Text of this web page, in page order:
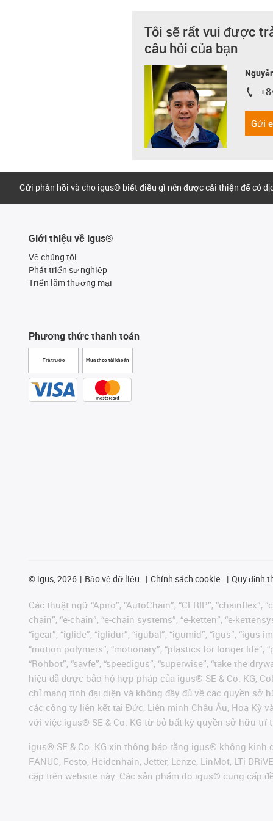
Tôi sẽ rất vui được
câu hỏi của bạn
igus-
Gửi
Gửi phản hồi và cho igus® biết điều gì nên được cải thiện để có
Giới thiệu về igus®
Về chúng tôi
Phát triển sự nghiệp
Triển lãm thương mại
Phương thức thanh toán
Trả trước Mua theo tài khoản
© igus, 2026 Bảo vệ dữ liệu Chính sách cookie Quy định
Các thuật ngữ “Apiro”, “AutoChain”, “CFRIP”, “chainflex”,
chain”, “e-chain”, “e-chain systems”, “e-ketten”, “e-
“igear”, “iglide”, “iglidur”, “igubal”, “igumid”, “igus”, “igus
“motion polymers”, “motionary”, “plastics for longer life”,
“Rohbot”, “savfe”, “speedigus”, “superwise”, “take the
hiệu đã được bảo hộ hợp pháp của igus® SE & Co. KG,
chỉ mang tính đại diện và không đầy đủ về các quyền sở
các công ty liên kết tại Đức, Liên minh Châu Âu, Hoa Kỳ
với việc igus® SE & Co. KG từ bỏ bất kỳ quyền sở hữu trí
igus® SE & Co. KG xin thông báo rằng igus® không kinh
FANUC, Festo, Heidenhain, Jetter, Lenze, LinMot, LTi
cập trên website này. Các sản phẩm do igus® cung cấp